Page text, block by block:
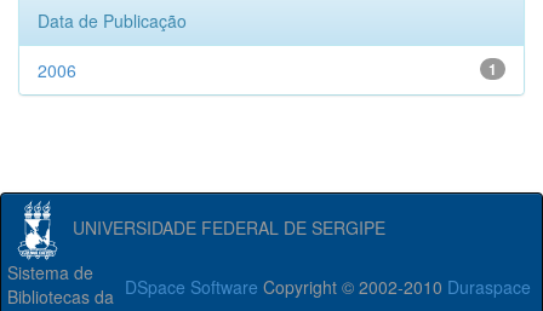
Data de Publicação
1
2006
UNIVERSIDADE FEDERAL DE SERGIPE
DSpace Software Copyright © 2002-2010 Duraspace
Sistema de
Bibliotecas da